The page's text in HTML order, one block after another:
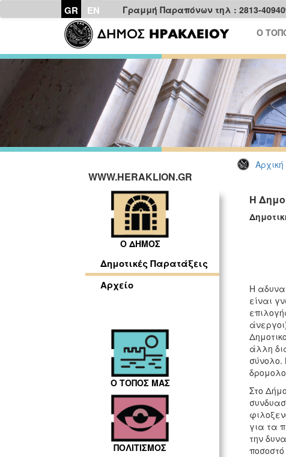
GR EN Γραμμή Παραπόνων τηλ : 2813-
Ο
Αρχική
WWW.HERAKLION.GR
Ο ΔΗΜΟΣ
Δημοτικές Παρατάξεις
Αρχείο
Ο ΤΟΠΟΣ ΜΑΣ
ΠΟΛΙΤΙΣΜΟΣ
Η
H
είναι
άλλη
σύνολο.
Στο
για τα
την